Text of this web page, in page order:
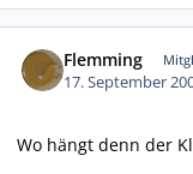
Flemming
17. September
Wo hängt denn der